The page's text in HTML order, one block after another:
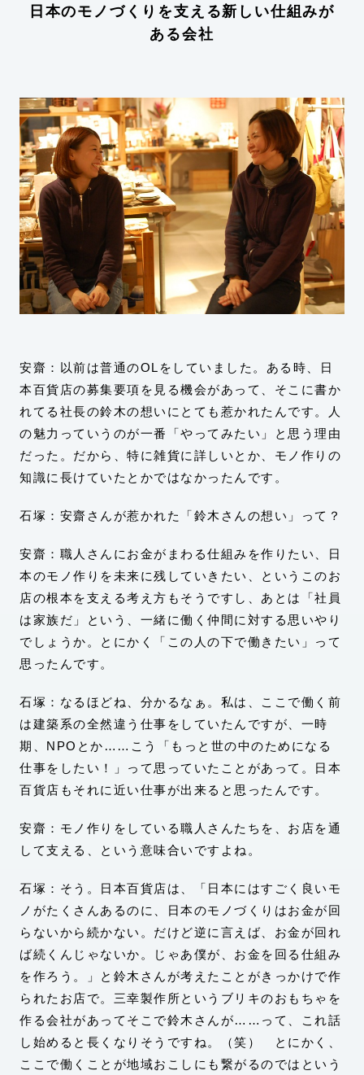
日本のモノづくりを支える新しい仕組みが
ある会社
安齋：以前は普通のOLをしていました。ある時、日
本百貨店の募集要項を見る機会があって、そこに書か
れてる社長の鈴木の想いにとても惹かれたんです。人
の魅力っていうのが一番「やってみたい」と思う理由
だった。だから、特に雑貨に詳しいとか、モノ作りの
知識に長けていたとかではなかったんです。
石塚：安齋さんが惹かれた「鈴木さんの想い」って？
安齋：職人さんにお金がまわる仕組みを作りたい、日
本のモノ作りを未来に残していきたい、というこのお
店の根本を支える考え方もそうですし、あとは「社員
は家族だ」という、一緒に働く仲間に対する思いやり
でしょうか。とにかく「この人の下で働きたい」って
思ったんです。
石塚：なるほどね、分かるなぁ。私は、ここで働く前
は建築系の全然違う仕事をしていたんですが、一時
期、NPOとか……こう「もっと世の中のためになる
仕事をしたい！」って思っていたことがあって。日本
百貨店もそれに近い仕事が出来ると思ったんです。
安齋：モノ作りをしている職人さんたちを、お店を通
して支える、という意味合いですよね。
石塚：そう。日本百貨店は、「日本にはすごく良いモ
ノがたくさんあるのに、日本のモノづくりはお金が回
らないから続かない。だけど逆に言えば、お金が回れ
ば続くんじゃないか。じゃあ僕が、お金を回る仕組み
を作ろう。」と鈴木さんが考えたことがきっかけで作
られたお店で。三幸製作所というブリキのおもちゃを
作る会社があってそこで鈴木さんが……って、これ話
し始めると長くなりそうですね。（笑） とにかく、
ここで働くことが地域おこしにも繋がるのではという